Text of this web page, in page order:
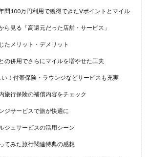
間100万円利用で獲得できたVポイントとマイル
ら見る「高還元だった店舗・サービス」
たメリット・デメリット
の併用でさらにマイルを増やせた工夫
！付帯保険・ラウンジなどサービスも充実
旅行保険の補償内容をチェック
ジサービスで旅が快適に
ジュサービスの活用シーン
てみた旅行関連特典の感想